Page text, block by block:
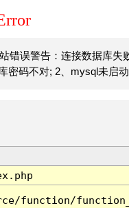
错误警告：连接数据库失
密码不对; 2、mysql未启动
function/